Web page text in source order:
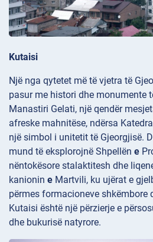
Kutaisi
Një nga qytetet më të vjetra të
pasur me histori dhe monumente
Manastiri Gelati, një qendër
afreske mahnitëse, ndërsa
një simbol i unitetit të Gjeorgjisë.
mund të eksplorojnë Shpellën e
nëntokësore stalaktitesh dhe
kanionin e Martvili, ku ujërat e
përmes formacioneve shkëmbore
Kutaisi është një përzierje e
dhe bukurisë natyrore.